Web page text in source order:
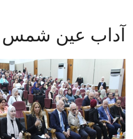
آداب عين شمس